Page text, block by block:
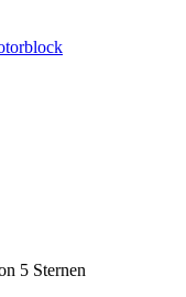
5 Sternen